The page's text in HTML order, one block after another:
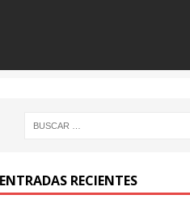
ENTRADAS RECIENTES